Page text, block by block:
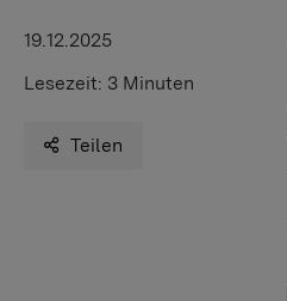
19.12.2025
Lesezeit: 3 Minuten
Teilen